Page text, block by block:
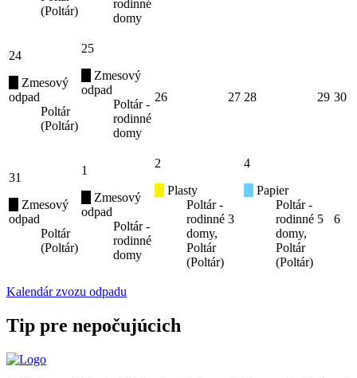
(Poltár)
rodinné
domy
24
Zmesový
odpad
Poltár
(Poltár)
25
Zmesový
odpad
Poltár -
rodinné
domy
26 27 28 29 30
31
Zmesový
odpad
Poltár
(Poltár)
1
Zmesový
odpad
Poltár -
rodinné
domy
2
Plasty
Poltár -
rodinné
domy,
Poltár
(Poltár)
3
4
Papier
Poltár -
rodinné
domy,
Poltár
(Poltár)
5 6
Kalendár zvozu odpadu
Tip pre nepočujúcich